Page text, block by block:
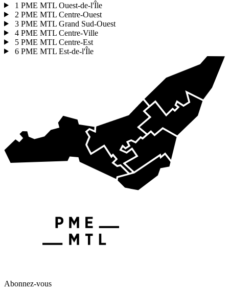
1 PME MTL Ouest-de-l'Île
2 PME MTL Centre-Ouest
3 PME MTL Grand Sud-Ouest
4 PME MTL Centre-Ville
5 PME MTL Centre-Est
6 PME MTL Est-de-l'Île
Abonnez-vous